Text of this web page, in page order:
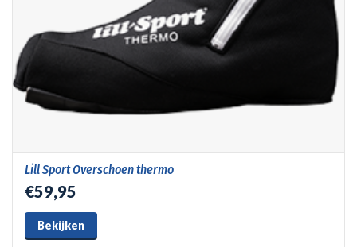
Lill Sport Overschoen thermo
€59,95
Bekijken